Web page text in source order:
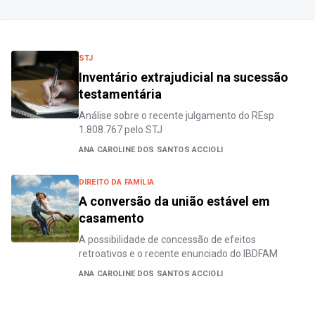
STJ
Inventário extrajudicial na sucessão
testamentária
Análise sobre o recente julgamento do REsp
1.808.767 pelo STJ
ANA CAROLINE DOS SANTOS ACCIOLI
DIREITO DA FAMÍLIA
A conversão da união estável em
casamento
A possibilidade de concessão de efeitos
retroativos e o recente enunciado do IBDFAM
ANA CAROLINE DOS SANTOS ACCIOLI